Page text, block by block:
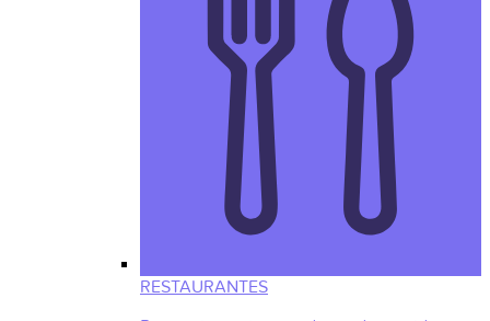
RESTAURANTES